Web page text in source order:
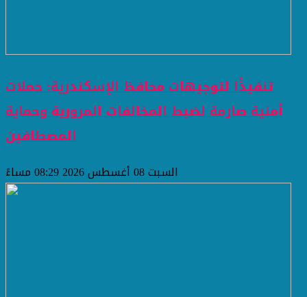
تنفيذًا لتوجيهات محافظ الإسكندرية: حملات
أمنية صارمة لضبط المخالفات المرورية وحماية
المصطافين
السبت 08 أغسطس 2026 08:29 مساءً